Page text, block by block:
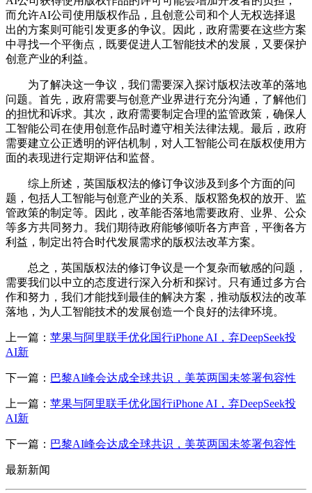
而允许AI公司使用版权作品，且创意公司和个人无权选择退
出的方案则可能引发更多的争议。因此，政府需要在这些方案
中寻找一个平衡点，既要促进人工智能技术的发展，又要保护
创意产业的利益。
为了解决这一争议，我们需要深入探讨版权法改革的落地
问题。首先，政府需要与创意产业界进行充分沟通，了解他们
的担忧和诉求。其次，政府需要制定合理的监管政策，确保人
工智能公司在使用创意作品时遵守相关法律法规。最后，政府
需要建立公正透明的评估机制，对人工智能公司在版权使用方
面的表现进行定期评估和监督。
综上所述，英国版权法的修订争议涉及到多个方面的问
题，包括人工智能与创意产业的关系、版权豁免权的放开、监
管政策的制定等。因此，改革能否落地需要政府、业界、公众
等多方共同努力。我们期待政府能够倾听各方声音，平衡各方
利益，制定出符合时代发展需求的版权法改革方案。
总之，英国版权法的修订争议是一个复杂而敏感的问题，
需要我们以中立的态度进行深入分析和探讨。只有通过多方合
作和努力，我们才能找到最佳的解决方案，推动版权法的改革
落地，为人工智能技术的发展创造一个良好的法律环境。
上一篇： 苹果与阿里联手优化国行iPhone AI，弃DeepSeek投
AI新
下一篇： 巴黎AI峰会达成全球共识，美英两国未签署包容性
上一篇： 苹果与阿里联手优化国行iPhone AI，弃DeepSeek投
AI新
下一篇： 巴黎AI峰会达成全球共识，美英两国未签署包容性
最新新闻